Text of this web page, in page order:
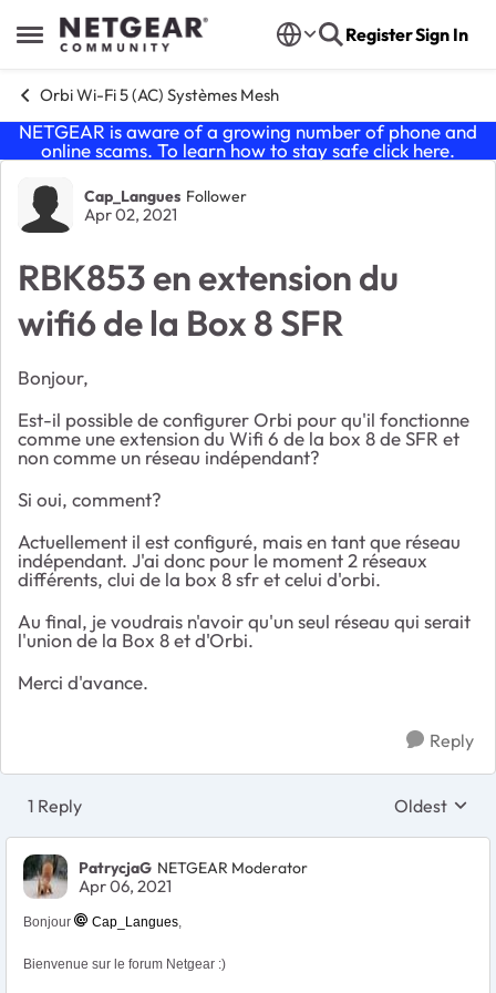
Open Side Menu
Skip to content RegisterSign In
Orbi Wi-Fi 5 (AC) Systèmes Mesh
NETGEAR is aware of a growing number of phone and
online scams. To learn how to stay safe click here.
Forum Discussion
Cap_Langues Follower
Apr 02, 2021
RBK853 en extension du
wifi6 de la Box 8 SFR
Bonjour,
Est-il possible de configurer Orbi pour qu'il fonctionne
comme une extension du Wifi 6 de la box 8 de SFR et
non comme un réseau indépendant?
Si oui, comment?
Actuellement il est configuré, mais en tant que réseau
indépendant. J'ai donc pour le moment 2 réseaux
différents, clui de la box 8 sfr et celui d'orbi.
Au final, je voudrais n'avoir qu'un seul réseau qui serait
l'union de la Box 8 et d'Orbi.
Merci d'avance.
Reply
1 Reply Replies
Oldest
PatrycjaG NETGEAR Moderator
Apr 06, 2021
Bonjour Cap_Langues,
Bienvenue sur le forum Netgear :)